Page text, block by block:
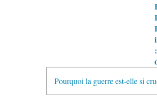
Pourquoi la guerre est-elle si